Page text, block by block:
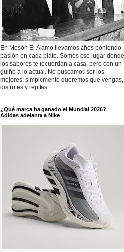
En Mesón El Álamo llevamos años poniendo
pasión en cada plato. Somos ese lugar donde
los sabores te recuerdan a casa, pero con un
guiño a lo actual. No buscamos ser los
mejores; simplemente queremos que vengas,
disfrutes y repitas.
¿Qué marca ha ganado el Mundial 2026?
Adidas adelanta a Nike